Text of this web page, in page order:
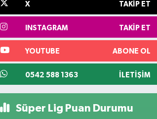
X TAKIP ET
INSTAGRAM TAKIP ET
YOUTUBE ABONE OL
0542 588 1363 İLETIŞIM
Süper Lig Puan Durumu